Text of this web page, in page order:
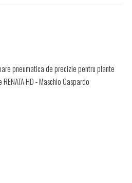
pneumatica de precizie pentru plante
HD - Maschio Gaspardo